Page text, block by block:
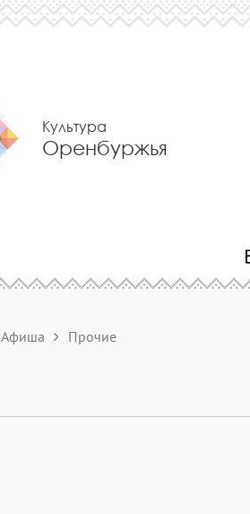
Культура
Оренбуржья
Афиша Прочие